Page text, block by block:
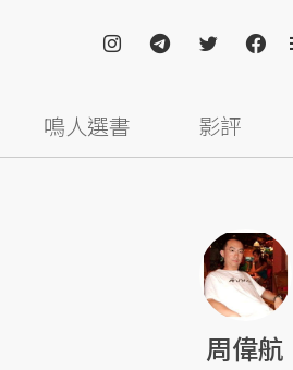
鳴人選書 影評
周偉航